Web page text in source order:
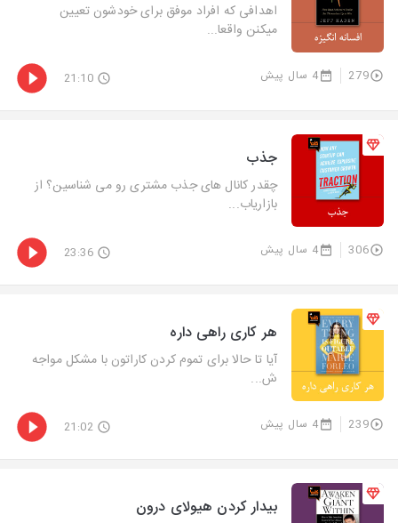
اهدافی که افراد موفق برای خودشون تعیین
میکنن واقعا...
279 4 سال پیش 21:10
جذب
چقدر کانال های جذب مشتری رو می شناسین؟ از
بازاریاب...
306 4 سال پیش 23:36
هر کاری راهی داره
آیا تا حالا برای تموم کردن کاراتون با مشکل مواجه
ش...
239 4 سال پیش 21:02
بیدار کردن هیولای درون